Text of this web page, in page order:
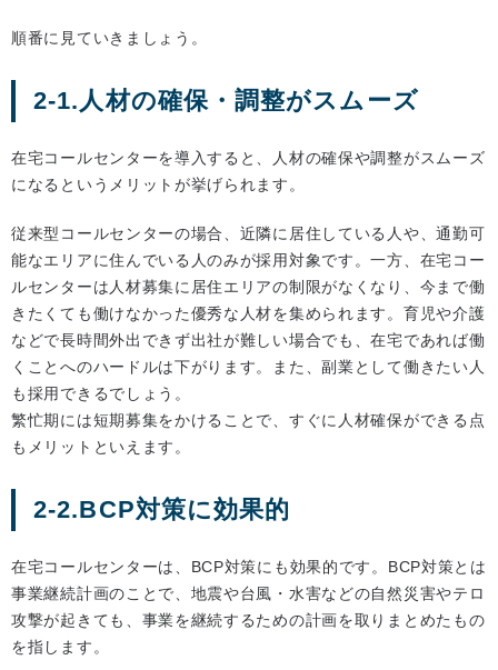
順番に見ていきましょう。
2-1.人材の確保・調整がスムーズ
在宅コールセンターを導入すると、人材の確保や調整がスムーズ
になるというメリットが挙げられます。
従来型コールセンターの場合、近隣に居住している人や、通勤可
能なエリアに住んでいる人のみが採用対象です。一方、在宅コー
ルセンターは人材募集に居住エリアの制限がなくなり、今まで働
きたくても働けなかった優秀な人材を集められます。育児や介護
などで長時間外出できず出社が難しい場合でも、在宅であれば働
くことへのハードルは下がります。また、副業として働きたい人
も採用できるでしょう。
繁忙期には短期募集をかけることで、すぐに人材確保ができる点
もメリットといえます。
2-2.BCP対策に効果的
在宅コールセンターは、BCP対策にも効果的です。BCP対策とは
事業継続計画のことで、地震や台風・水害などの自然災害やテロ
攻撃が起きても、事業を継続するための計画を取りまとめたもの
を指します。